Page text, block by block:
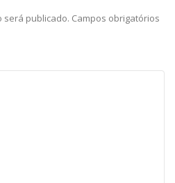
será publicado. Campos obrigatórios